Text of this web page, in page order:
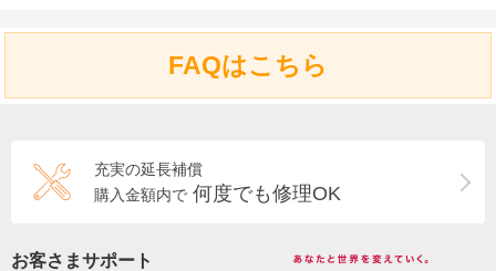
FAQはこちら
充実の延長補償
購入金額内で 何度でも修理OK
お客さまサポート